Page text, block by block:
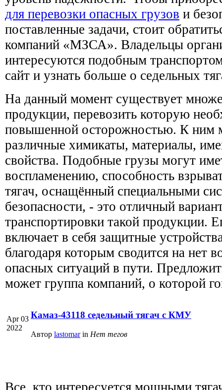
для перевозки опасных грузов и
поставленные задачи, стоит
компаний «МЗСА». Владельцы
интересуются подобным
сайт и узнать больше о седельных
На данный момент существует
продукции, перевозить которую
повышенной осторожностью. К ним
различные химикаты, материалы,
свойства. Подобные грузы могут
воспламенению, способность
тягач, оснащённый специальными
безопасности, - это отличный
транспортировки такой продукции.
включает в себя защитные
благодаря которым сводится на нет
опасных ситуаций в пути.
может группа компаний, о которой
Apr 03
2022
Камаз-43118 седельный тягач с КМУ
Автор lastomarin Нет тегов
Все, кто интересуется мощными